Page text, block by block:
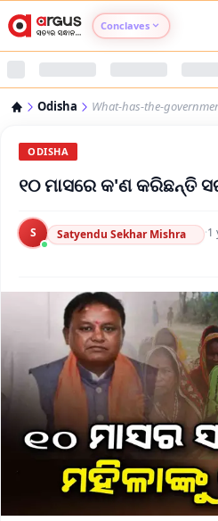
Conclaves
Argus Nari
Argus Swaad
Argus Chalo
Odisha What-has-the-
ODISHA
୧୦ ମାସରେ କ'ଣ କରିଛନ୍ତି
S Satyendu Sekhar Mishra ·1